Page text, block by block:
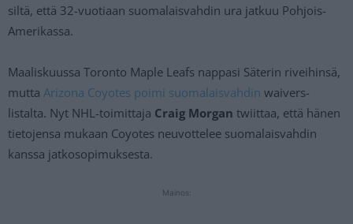
siltä, että 32-vuotiaan suomalaisvahdin ura jatkuu Pohjois-
Amerikassa.
Maaliskuussa Toronto Maple Leafs nappasi Säterin riveihinsä,
mutta Arizona Coyotes poimi suomalaisvahdin waivers-
listalta. Nyt NHL-toimittaja Craig Morgan twiittaa, että hänen
tietojensa mukaan Coyotes neuvottelee suomalaisvahdin
kanssa jatkosopimuksesta.
Mainos: